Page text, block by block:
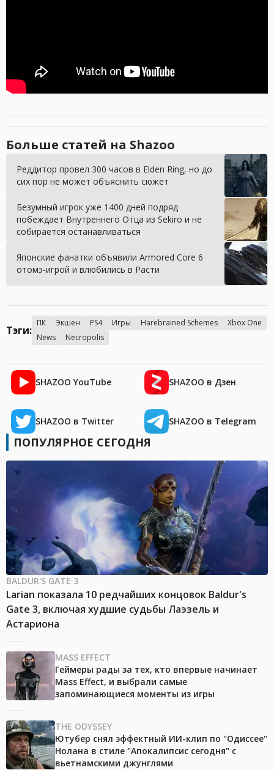
Больше статей на Shazoo
Реддитор провел 300 часов в Elden Ring, но до
сих пор не может объяснить сюжет
Безумный игрок уже 1400 дней подряд
побеждает Внутреннего Отца из Sekiro и не
собирается останавливаться
Японские фанатки объявили Armored Core 6
отомэ-игрой и влюбились в Расти
Тэги:
ПК Экшен PS4 Игры Harebrained Schemes
Xbox One
News
Necropolis
SHAZOO YouTube SHAZOO в Дзен
SHAZOO в Twitter SHAZOO в Telegram
ПОПУЛЯРНОЕ СЕГОДНЯ
BALDUR'S GATE 3
Larian показала 10 редчайших концовок Baldur's
Gate 3, включая худшие судьбы Лаэзель и
Астариона
MASS EFFECT
Геймеры рады за тех, кто впервые начинает
Mass Effect, и выбрали самые
запоминающиеся моменты из игры
THE ODYSSEY
Ютубер снял эффектный ИИ-клип по "Одиссее"
Нолана в стиле "Апокалипсис сегодня" с
вьетнамскими джунглями